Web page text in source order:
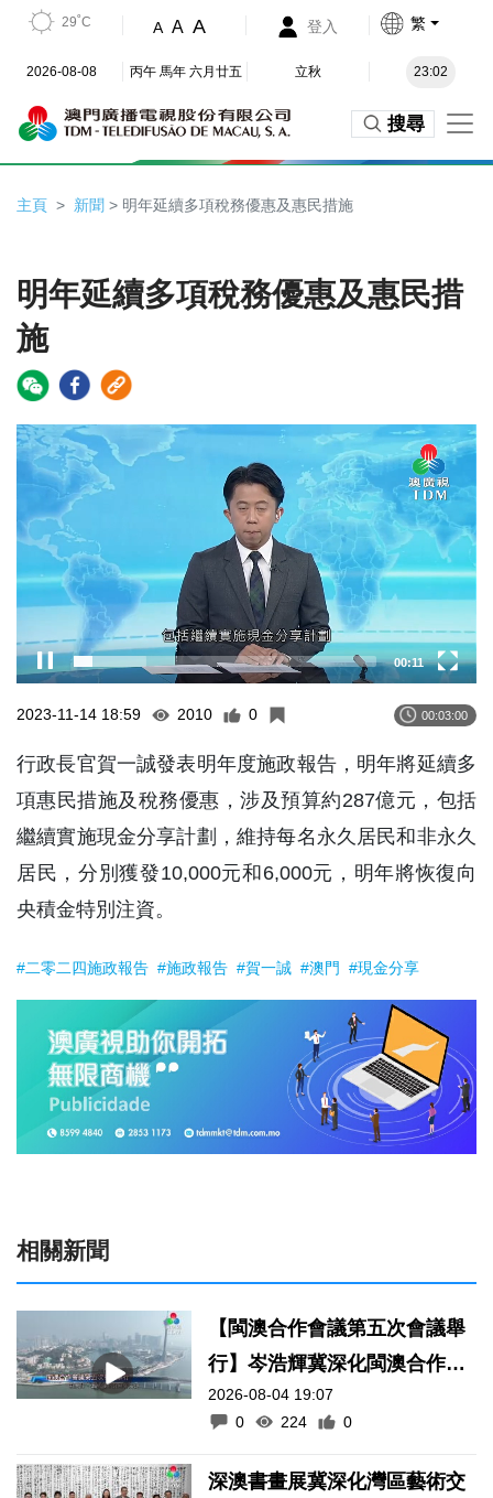
29˚C A A A 登入 繁
2026-08-08 丙午 馬年 六月廿五 立秋 23:02
搜尋
主頁 新聞 > 明年延續多項稅務優惠及惠民措施
明年延續多項稅務優惠及惠民措
施
Video
Player
00:11
2023-11-14 18:59 2010 0 00:03:00
行政長官賀一誠發表明年度施政報告，明年將延續多
項惠民措施及稅務優惠，涉及預算約287億元，包括
繼續實施現金分享計劃，維持每名永久居民和非永久
居民，分別獲發10,000元和6,000元，明年將恢復向
央積金特別注資。
#二零二四施政報告 #施政報告 #賀一誠 #澳門 #現金分享
相關新聞
【閩澳合作會議第五次會議舉
行】岑浩輝冀深化閩澳合作推
項目落地
2026-08-04 19:07
0
224 0
深澳書畫展冀深化灣區藝術交